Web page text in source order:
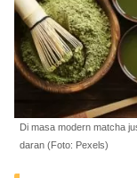
Di masa modern matcha
daran (Foto: Pexels)